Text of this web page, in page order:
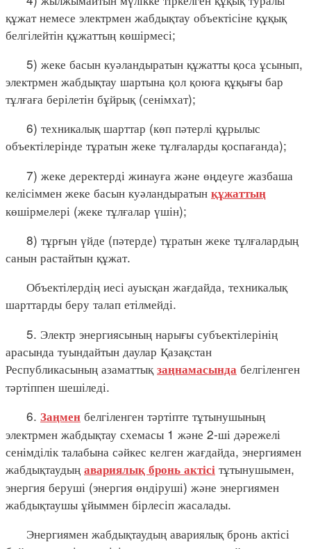
құжат немесе электрмен жабдықтау объектісіне құқық
белгілейтін құжаттың көшірмесі;
5) жеке басын куәландыратын құжатты қоса ұсынып,
электрмен жабдықтау шартына қол қоюға құқығы бар
тұлғаға берілетін бұйрық (сенімхат);
6) техникалық шарттар (көп пәтерлі құрылыс
объектілерінде тұратын жеке тұлғаларды қоспағанда);
7) жеке деректерді жинауға және өңдеуге жазбаша
келісіммен жеке басын куәландыратын құжаттың
көшірмелері (жеке тұлғалар үшін);
8) тұрғын үйде (пәтерде) тұратын жеке тұлғалардың
санын растайтын құжат.
Объектілердің иесі ауысқан жағдайда, техникалық
шарттарды беру талап етілмейді.
5. Электр энергиясының нарығы субъектілерінің
арасында туындайтын даулар Қазақстан
Республикасының азаматтық заңнамасында белгіленген
тәртіппен шешіледі.
6. Заңмен белгіленген тәртіпте тұтынушының
электрмен жабдықтау схемасы 1 және 2-ші дәрежелі
сенімділік талабына сәйкес келген жағдайда, энергиямен
жабдықтаудың авариялық бронь актісі тұтынушымен,
энергия беруші (энергия өндіруші) және энергиямен
жабдықтаушы ұйыммен бірлесіп жасалады.
Энергиямен жабдықтаудың авариялық бронь актісі